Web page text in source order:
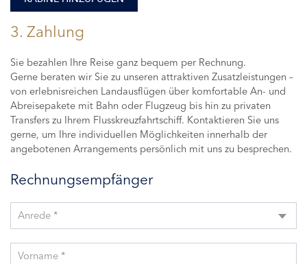
3. Zahlung
Sie bezahlen Ihre Reise ganz bequem per Rechnung.
Gerne beraten wir Sie zu unseren attraktiven Zusatzleistungen –
von erlebnisreichen Landausflügen über komfortable An- und
Abreisepakete mit Bahn oder Flugzeug bis hin zu privaten
Transfers zu Ihrem Flusskreuzfahrtschiff. Kontaktieren Sie uns
gerne, um Ihre individuellen Möglichkeiten innerhalb der
angebotenen Arrangements persönlich mit uns zu besprechen.
Rechnungsempfänger
Anrede *
Vorname *